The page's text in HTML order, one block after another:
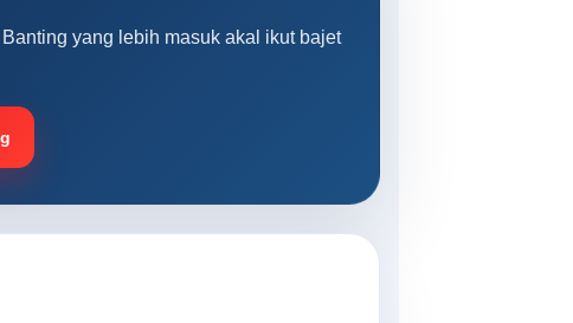
yang lebih masuk akal ikut bajet